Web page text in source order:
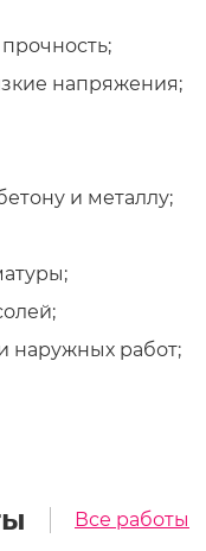
напряжения;
и металлу;
наружных работ;
Все работы